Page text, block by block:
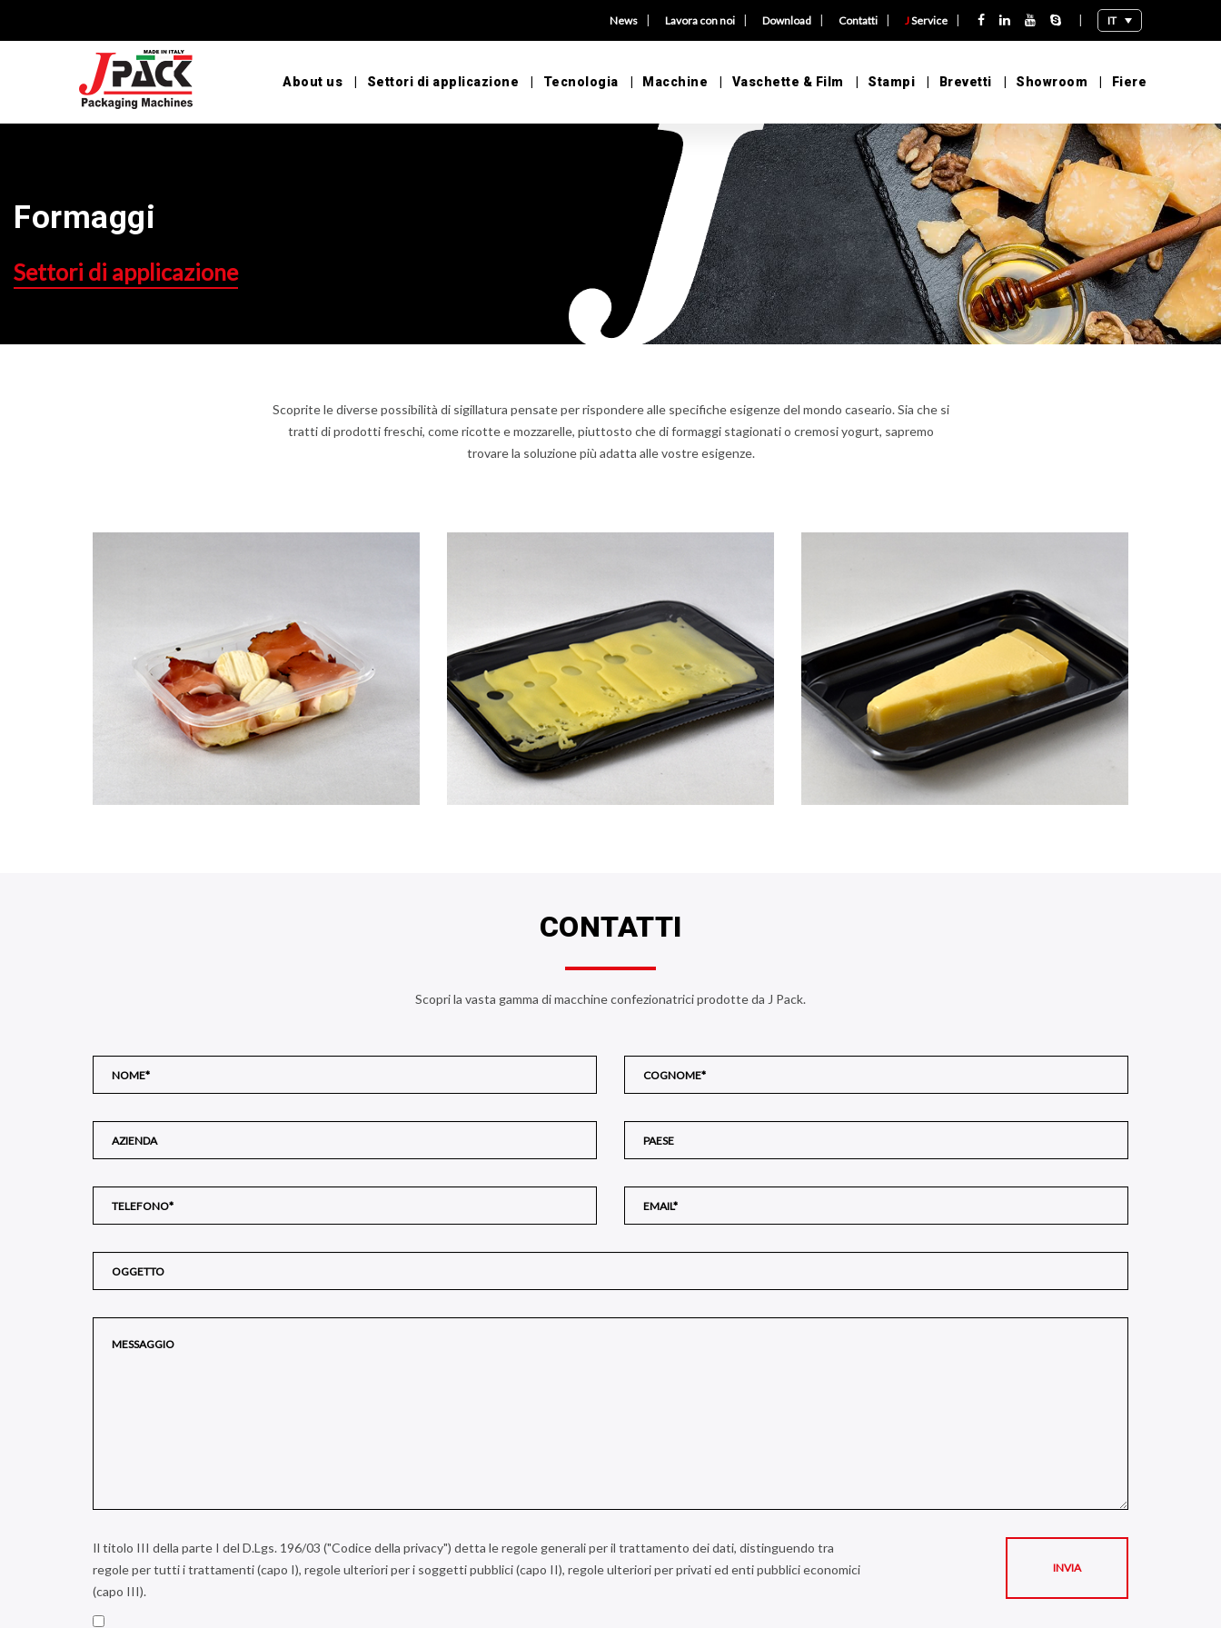
IT
News Lavora con noi Download Contatti JService
About us Settori di applicazione Tecnologia Macchine Vaschette & Film Stampi Brevetti Showroom Fiere
Formaggi
Settori di applicazione
Scoprite le diverse possibilità di sigillatura pensate per rispondere alle specifiche esigenze del mondo caseario. Sia che si
tratti di prodotti freschi, come ricotte e mozzarelle, piuttosto che di formaggi stagionati o cremosi yogurt, sapremo
trovare la soluzione più adatta alle vostre esigenze.
CONTATTI
Scopri la vasta gamma di macchine confezionatrici prodotte da J Pack.
Il titolo III della parte I del D.Lgs. 196/03 ("Codice della privacy") detta le regole generali per il trattamento dei dati, distinguendo tra
regole per tutti i trattamenti (capo I), regole ulteriori per i soggetti pubblici (capo II), regole ulteriori per privati ed enti pubblici economici
(capo III).